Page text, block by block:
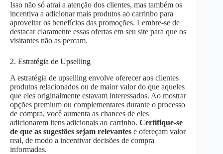
Isso não só atrai a atenção dos clientes, mas também os
incentiva a adicionar mais produtos ao carrinho para
aproveitar os benefícios das promoções. Lembre-se de
destacar claramente essas ofertas em seu site para que os
visitantes não as percam.
2. Estratégia de Upselling
A estratégia de upselling envolve oferecer aos clientes
produtos relacionados ou de maior valor do que aqueles
que eles originalmente estavam interessados. Ao mostrar
opções premium ou complementares durante o processo
de compra, você aumenta as chances de eles
adicionarem itens adicionais ao carrinho. Certifique-se
de que as sugestões sejam relevantes e ofereçam valor
real, de modo a incentivar decisões de compra
informadas.